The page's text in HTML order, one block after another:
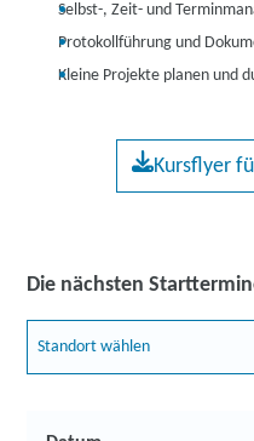
Selbst-, Zeit- und
Protokollführung und
Kleine Projekte planen und
Kursflyer
Die nächsten
Standort wählen